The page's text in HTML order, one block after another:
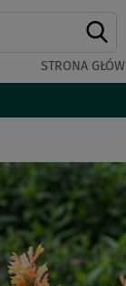
STRONA